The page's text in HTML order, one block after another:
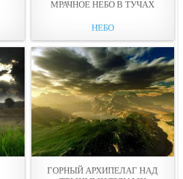
МРАЧНОЕ НЕБО В ТУЧАХ
НЕБО
ГОРНЫЙ АРХИПЕЛАГ НАД